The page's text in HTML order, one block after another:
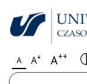
A A+ A++